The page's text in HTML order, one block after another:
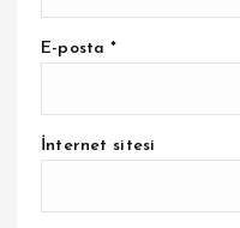
E-posta*
İnternet sitesi